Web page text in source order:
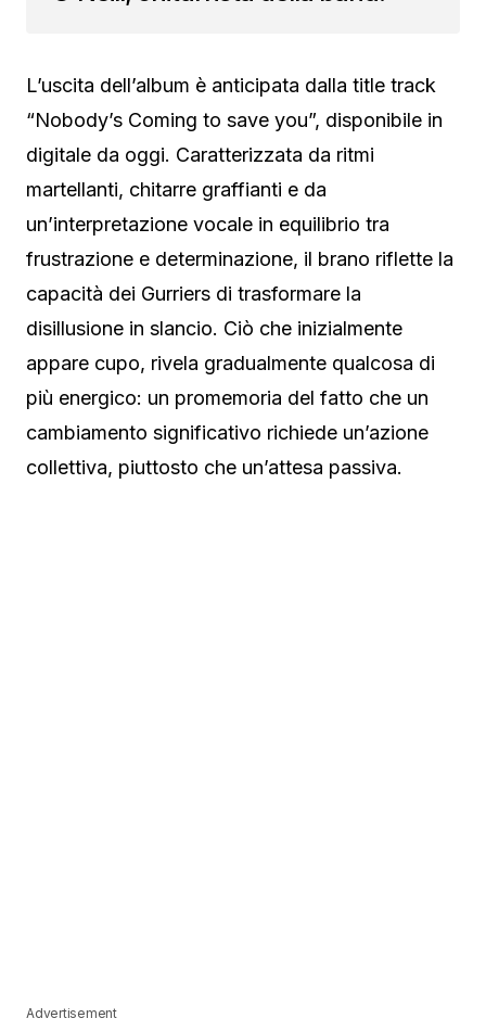
L’uscita dell’album è anticipata dalla title track
“Nobody’s Coming to save you”, disponibile in
digitale da oggi. Caratterizzata da ritmi
martellanti, chitarre graffianti e da
un’interpretazione vocale in equilibrio tra
frustrazione e determinazione, il brano riflette la
capacità dei Gurriers di trasformare la
disillusione in slancio. Ciò che inizialmente
appare cupo, rivela gradualmente qualcosa di
più energico: un promemoria del fatto che un
cambiamento significativo richiede un’azione
collettiva, piuttosto che un’attesa passiva.
Advertisement